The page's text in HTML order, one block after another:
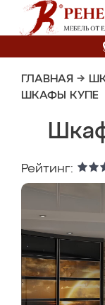
ГЛАВНАЯ →
ШКАФЫ КУПЕ
Рейтинг: